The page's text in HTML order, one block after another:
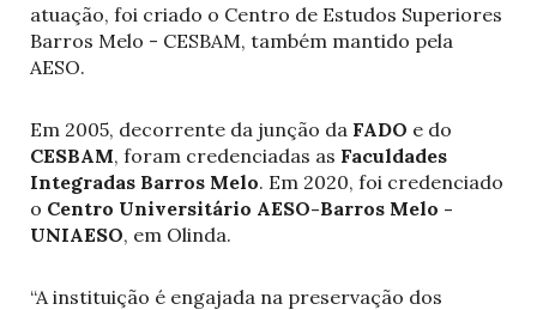
atuação, foi criado o Centro de Estudos Superiores
Barros Melo - CESBAM, também mantido pela
AESO.
Em 2005, decorrente da junção da FADO e do
CESBAM, foram credenciadas as Faculdades
Integradas Barros Melo. Em 2020, foi credenciado
o Centro Universitário AESO-Barros Melo -
UNIAESO, em Olinda.
“A instituição é engajada na preservação dos